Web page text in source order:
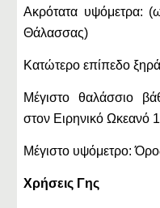
Ακρότατα υψόμετρα:
Θάλασσας)
Κατώτερο επίπεδο
Μέγιστο θαλάσσιο
στον Ειρηνικό Ωκεανό
Μέγιστο υψόμετρο:
Χρήσεις Γης